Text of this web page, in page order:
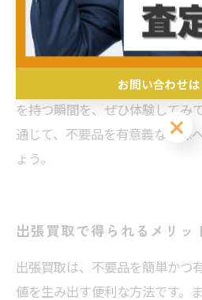
なく、他の人に大切に使っても
にする文化を育む一助となりま
や再利用を促進するため、出張
択です。あなたの家に眠ってい
を持つ瞬間を、ぜひ体験してみ
通じて、不要品を有意義な資源
ょう。
出張買取で得られるメリッ
出張買取は、不要品を簡単かつ
値を生み出す便利な方法です。
お問い合わせは
お問い合わせ